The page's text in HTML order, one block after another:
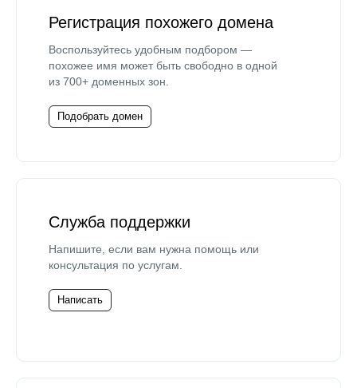
Регистрация похожего домена
Воспользуйтесь удобным подбором —
похожее имя может быть свободно в одной
из 700+ доменных зон.
Подобрать домен
Служба поддержки
Напишите, если вам нужна помощь или
консультация по услугам.
Написать